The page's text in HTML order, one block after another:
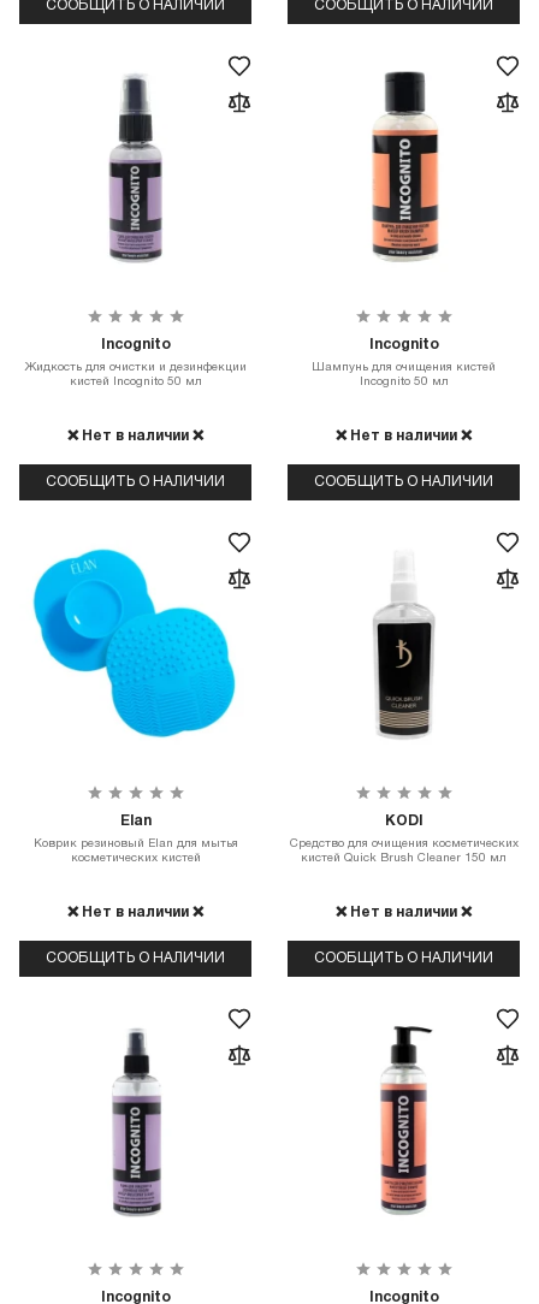
СООБЩИТЬ О НАЛИЧИИ СООБЩИТЬ О НАЛИЧИИ
Incognito
Жидкость для очистки и дезинфекции
кистей Incognito 50 мл
❌ Нет в наличии ❌
СООБЩИТЬ О НАЛИЧИИ
Incognito
Шампунь для очищения кистей
Incognito 50 мл
❌ Нет в наличии ❌
СООБЩИТЬ О НАЛИЧИИ
Elan
Коврик резиновый Elan для мытья
косметических кистей
❌ Нет в наличии ❌
СООБЩИТЬ О НАЛИЧИИ
KODI
Средство для очищения косметических
кистей Quick Brush Cleaner 150 мл
❌ Нет в наличии ❌
СООБЩИТЬ О НАЛИЧИИ
Incognito Incognito